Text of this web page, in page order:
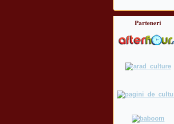
Parteneri